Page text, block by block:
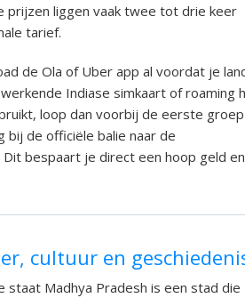
prijzen liggen vaak twee tot drie keer
tarief.
de Ola of Uber app al voordat je
Indiase simkaart of roaming
loop dan voorbij de eerste groep
bij de officiële balie naar de
bespaart je direct een hoop geld en
cultuur en
staat Madhya Pradesh is een stad die